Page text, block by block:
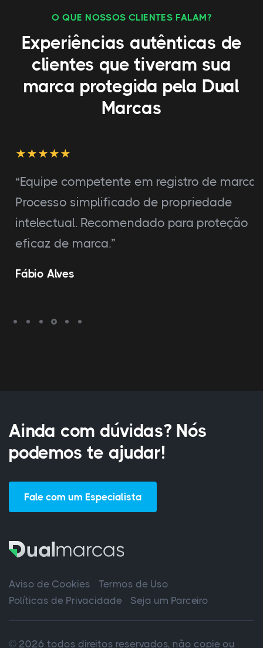
O QUE NOSSOS CLIENTES FALAM?
Experiências autênticas de
clientes que tiveram sua
marca protegida pela Dual
Marcas
“Equipe competente em registro de marca.
Processo simplificado de propriedade
intelectual. Recomendado para proteção
eficaz de marca.”
Fábio Alves
Ainda com dúvidas? Nós
podemos te ajudar!
Fale com um Especialista
Aviso de Cookies
Termos de Uso
Políticas de Privacidade
Seja um Parceiro
© 2026 todos direitos reservados, não copie ou